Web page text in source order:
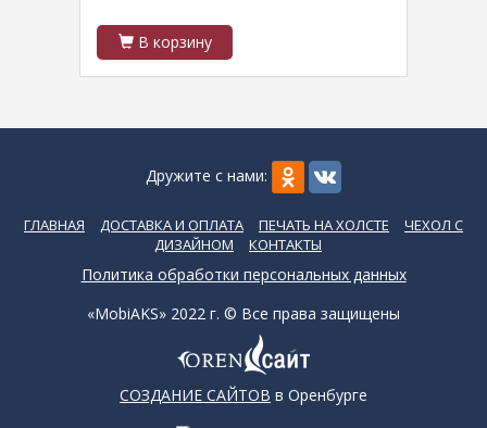
В корзину
Дружите с нами:
ГЛАВНАЯ ДОСТАВКА И ОПЛАТА ПЕЧАТЬ НА ХОЛСТЕ
ЧЕХОЛ С
ДИЗАЙНОМ
КОНТАКТЫ
Политика обработки персональных данных
«MobiAKS» 2022 г. © Все права защищены
СОЗДАНИЕ САЙТОВ в Оренбурге